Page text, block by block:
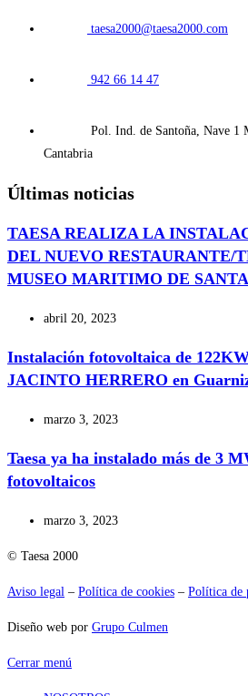
taesa2000@taesa2000.com
942 66 14 47
Pol. Ind. de Santoña, Nave 1
Cantabria
Últimas noticias
TAESA REALIZA LA
DEL NUEVO RESTAURANTE/
MUSEO MARITIMO DE
abril 20, 2023
Instalación fotovoltaica de
JACINTO HERRERO en
marzo 3, 2023
Taesa ya ha instalado más de 3
fotovoltaicos
marzo 3, 2023
© Taesa 2000
Aviso legal – Política de cookies – Política de
Diseño web por Grupo Culmen
Cerrar menú